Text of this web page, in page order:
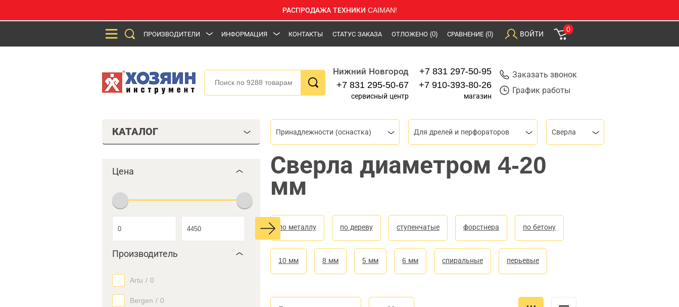
РАСПРОДАЖА ТЕХНИКИ CAIMAN!
ПРОИЗВОДИТЕЛИ ИНФОРМАЦИЯ КОНТАКТЫ СТАТУС ЗАКАЗА ОТЛОЖЕНО (0) СРАВНЕНИЕ (0) ВОЙТИ
0
Нижний Новгород
+7 831 295-50-67
сервисный центр
+7 831 297-50-95
+7 910-393-80-26
магазин
Заказать звонок
График работы
КАТАЛОГ
Цена
Производитель
Artu / 0
Bergen / 0
Принадлежности (оснастка) Для дрелей и перфораторов Сверла
Сверла диаметром 4-20
мм
по металлу по дереву ступенчатые форстнера по бетону
10 мм 8 мм 5 мм 6 мм спиральные перьевые